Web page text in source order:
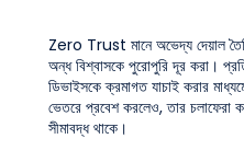
Zero Trust মানে অভেদ্য দেয়াল
অন্ধ বিশ্বাসকে পুরোপুরি দূর করা।
ডিভাইসকে ক্রমাগত যাচাই করার
ভেতরে প্রবেশ করলেও, তার চলাফেরা
সীমাবদ্ধ থাকে।